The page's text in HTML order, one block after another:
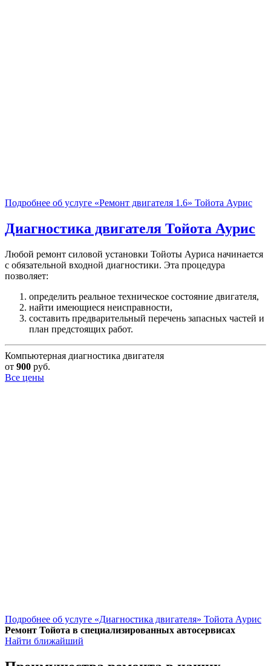
Подробнее об услуге «Ремонт двигателя 1.6» Тойота Аурис
Диагностика двигателя Тойота Аурис
Любой ремонт силовой установки Тойоты Ауриса начинается
с обязательной входной диагностики. Эта процедура
позволяет:
определить реальное техническое состояние двигателя,
найти имеющиеся неисправности,
составить предварительный перечень запасных частей и
план предстоящих работ.
Компьютерная диагностика двигателя
от 900 руб.
Все цены
Подробнее об услуге «Диагностика двигателя» Тойота Аурис
Ремонт Тойота в специализированных автосервисах
Найти ближайший